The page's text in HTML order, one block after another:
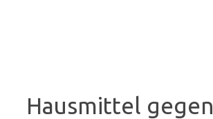
Hausmittel gegen